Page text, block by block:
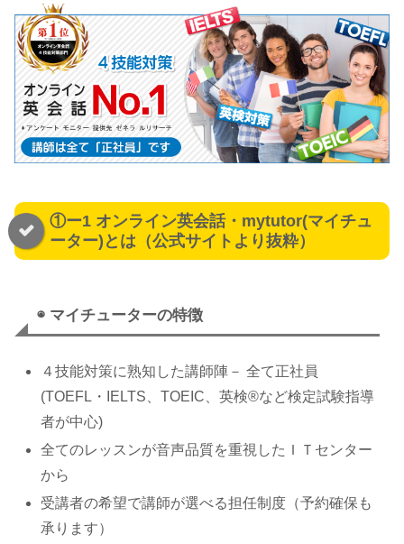
①ー1 オンライン英会話・mytutor(マイチュ
ーター)とは（公式サイトより抜粋）
◉ マイチューターの特徴
４技能対策に熟知した講師陣－ 全て正社員
(TOEFL・IELTS、TOEIC、英検®など検定試験指導
者が中心)
全てのレッスンが音声品質を重視したＩＴセンター
から
受講者の希望で講師が選べる担任制度（予約確保も
承ります）